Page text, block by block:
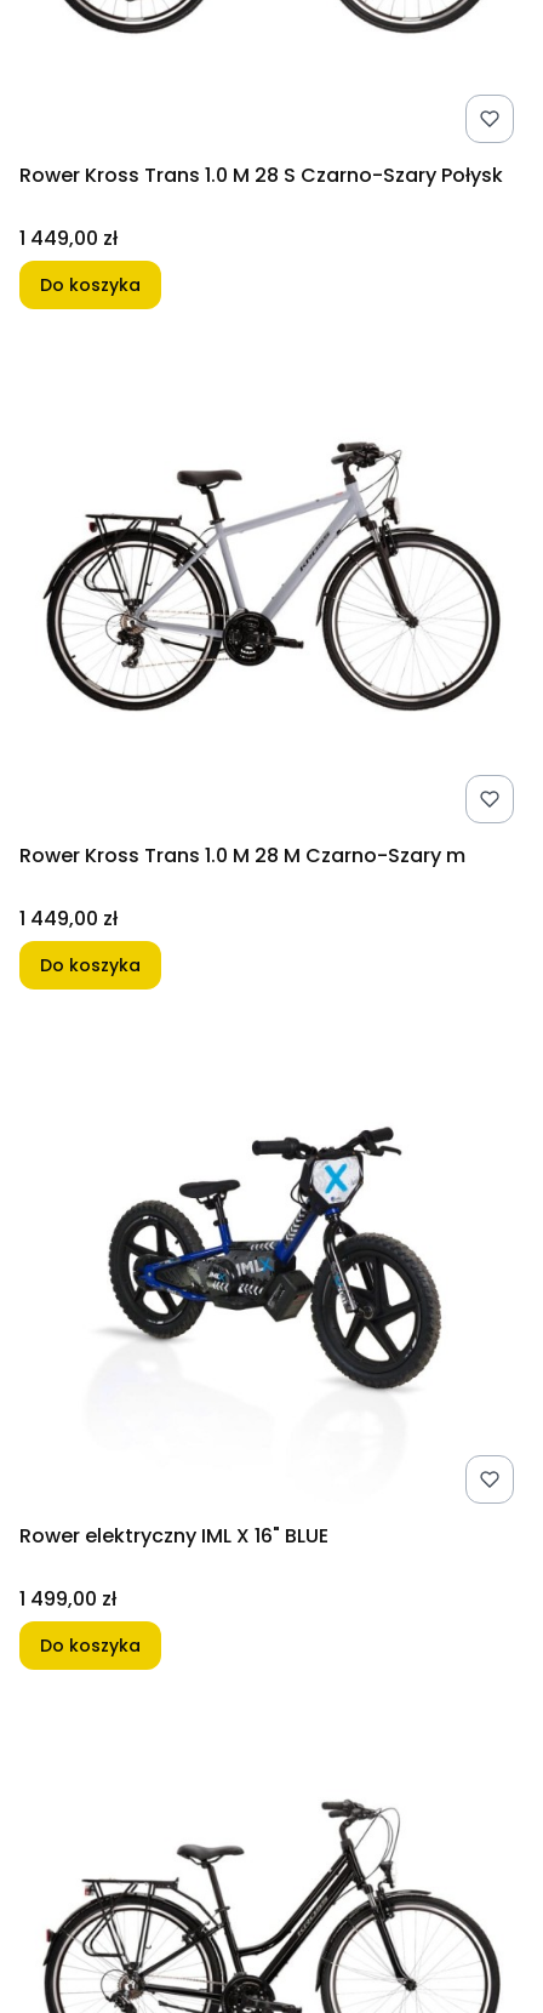
Rower Kross Trans 1.0 M 28 S Czarno-Szary Połysk
Cena
1 449,00 zł
Do koszyka
Rower Kross Trans 1.0 M 28 M Czarno-Szary m
Cena
1 449,00 zł
Do koszyka
Rower elektryczny IML X 16" BLUE
Cena
1 499,00 zł
Do koszyka